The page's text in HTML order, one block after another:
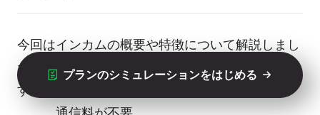
今回はインカムの概要や特徴について解説しまし
た。インカムの特徴をまとめると以下になりま
す。
プランのシミュレーションをはじめる